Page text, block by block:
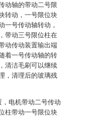
动轴的带动二号限
转动，一号限位块
一号传动轴转动，
带动三号限位柱在
动传动装置输出端
着一号传动轴的转
清洁毛刷可以继续
，清理后的玻璃残
电机带动二号传动
柱带动一号限位块